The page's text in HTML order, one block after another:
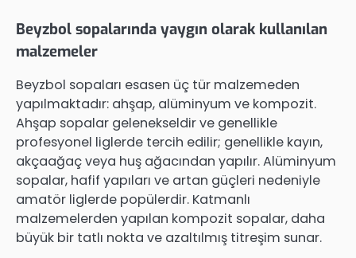
Beyzbol sopalarında yaygın olarak kullanılan
malzemeler
Beyzbol sopaları esasen üç tür malzemeden
yapılmaktadır: ahşap, alüminyum ve kompozit.
Ahşap sopalar gelenekseldir ve genellikle
profesyonel liglerde tercih edilir; genellikle kayın,
akçaağaç veya huş ağacından yapılır. Alüminyum
sopalar, hafif yapıları ve artan güçleri nedeniyle
amatör liglerde popülerdir. Katmanlı
malzemelerden yapılan kompozit sopalar, daha
büyük bir tatlı nokta ve azaltılmış titreşim sunar.